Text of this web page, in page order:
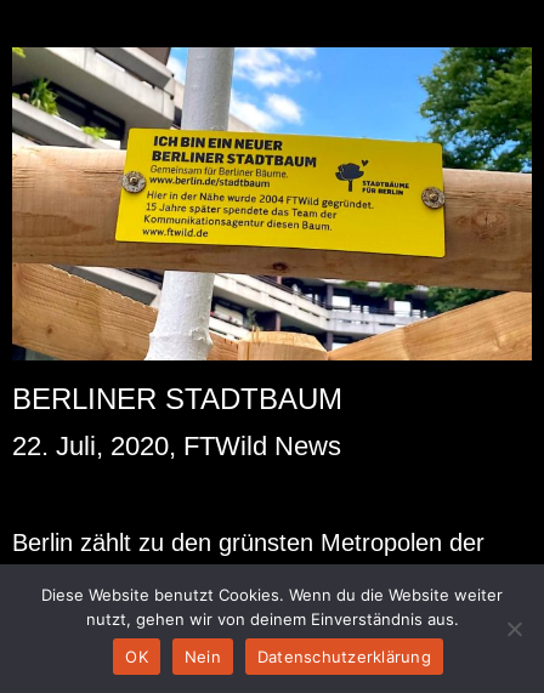
BERLINER STADTBAUM
22. Juli, 2020, FTWild News
Ber­lin zählt zu den grüns­ten Me­tro­po­len der
die Luft­qua­li­tät in Städ­ten wei­ter zu stei­gern.
Bäume sind in die­ser Hin­sicht wahre Hel­den, sie
Diese Website benutzt Cookies. Wenn du die Website weiter
nutzt, gehen wir von deinem Einverständnis aus.
OK
Nein Datenschutzerklärung